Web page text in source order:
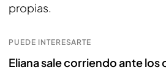
propias.
PUEDE INTERESARTE
Eliana sale corriendo ante los